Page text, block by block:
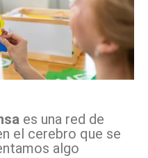
es una red de
el cerebro que se
algo